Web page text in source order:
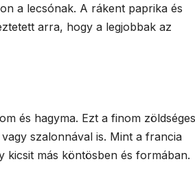
a lecsónak. A rákent paprika és
arra, hogy a legjobbak az
és hagyma. Ezt a finom zöldséges
szalonnával is. Mint a francia
kicsit más köntösben és formában.